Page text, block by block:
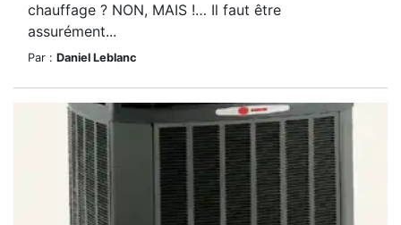
chauffage ? NON, MAIS !… Il faut être
assurément...
Par : Daniel Leblanc